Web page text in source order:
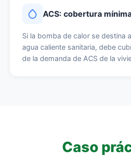
ACS: cobertura
Si la bomba de calor se destina
agua caliente sanitaria, debe
de la demanda de ACS de la
Caso